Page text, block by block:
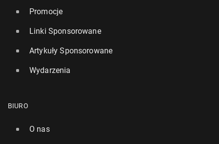
Promocje
Linki Sponsorowane
Artykuły Sponsorowane
Wydarzenia
BIURO
O nas